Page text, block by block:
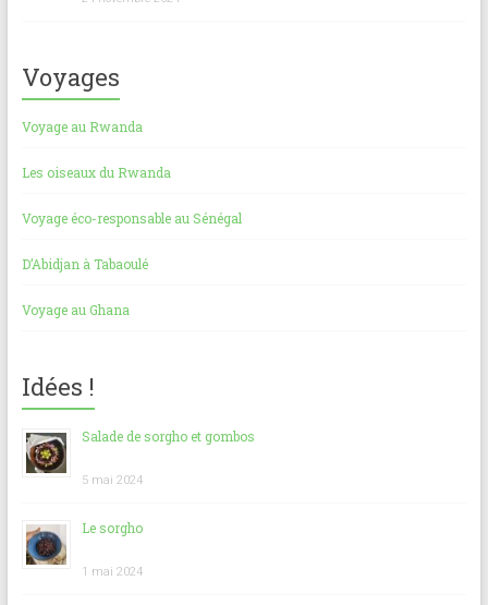
Voyages
Voyage au Rwanda
Les oiseaux du Rwanda
Voyage éco-responsable au Sénégal
D’Abidjan à Tabaoulé
Voyage au Ghana
Idées !
Salade de sorgho et gombos
5 mai 2024
Le sorgho
1 mai 2024